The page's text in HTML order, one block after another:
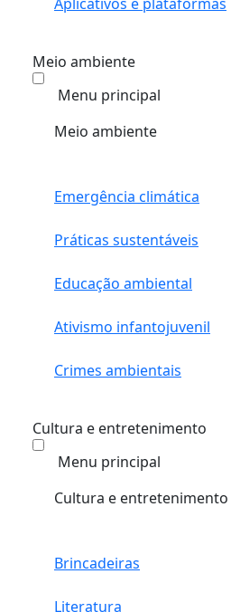
Meio ambiente
Menu principal
Meio ambiente
Emergência climática
Práticas sustentáveis
Educação ambiental
Ativismo infantojuvenil
Crimes ambientais
Cultura e entretenimento
Menu principal
Cultura e entretenimento
Brincadeiras
Literatura